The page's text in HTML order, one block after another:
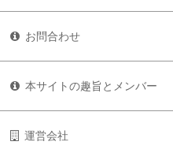
お問合わせ
本サイトの趣旨とメンバー
運営会社